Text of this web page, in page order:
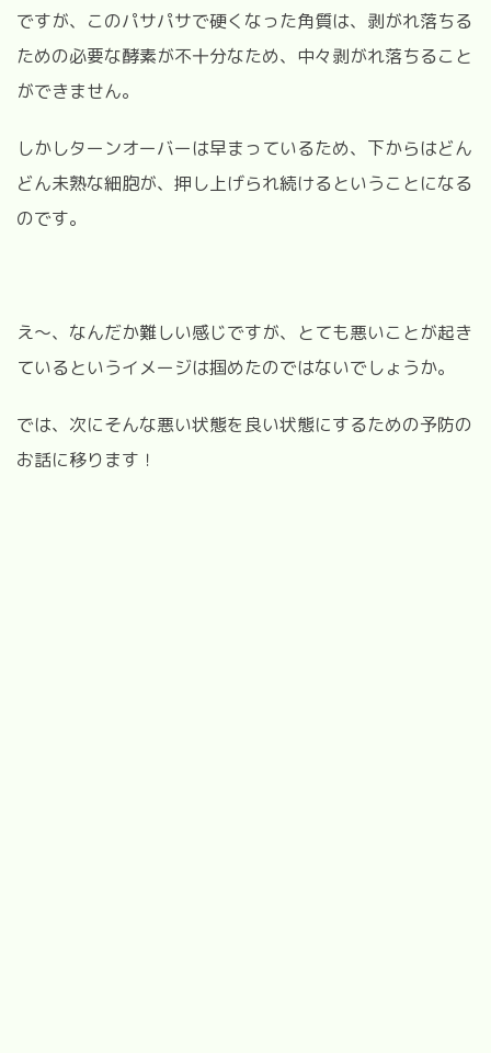
ですが、このパサパサで硬くなった角質は、剥がれ落ちる
ための必要な酵素が不十分なため、中々剥がれ落ちること
ができません。
しかしターンオーバーは早まっているため、下からはどん
どん未熟な細胞が、押し上げられ続けるということになる
のです。
え〜、なんだか難しい感じですが、とても悪いことが起き
ているというイメージは掴めたのではないでしょうか。
では、次にそんな悪い状態を良い状態にするための予防の
お話に移ります！